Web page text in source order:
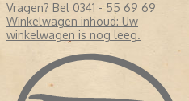
Vragen? Bel 0341 - 55 69 69
Winkelwagen inhoud: Uw
winkelwagen is nog leeg.